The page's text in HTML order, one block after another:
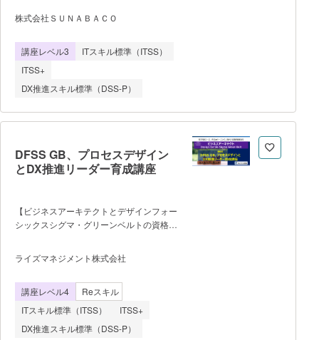
までを実践的に学び、組織のDX推進を担
う人材を育成することを目的とした実践型
ない受講者でも段階的に理解できるよう、
統計基礎、データ分析、機械学習、生成
に学習する。 講座は週3回、1回3
と演習を組み合わせた構成となっている。
理、機械学習モデル、生成AIの仕組みなど
を学び、後半ではクラウドを活用したAI開
発やデータ分析、BI構築などの実践スキル
を題材としたProject Based
Learning（PBL）を実施し、チームでAIを
に取り組む。これにより、AI技術の理解だ
開発、成果発表までの一連のプロセスを実
践的に経験する。 本講座を通じ
て、受講者はAI・デー
株式会社ＳＵＮＡＢＡＣＯ
講座レベル3
ITスキル標準（ITSS）
ITSS+
DX推進スキル標準（DSS-P）
DFSS GB、プロセスデザイン
とDX推進リーダー育成講座
【ビジネスアーキテクトとデザインフォー
シックスシグマ・グリーンベルトの資格認
情報処理推進機構が定義する「デジタルス
キル標準」に基づく認定Reスキル講座で
にDX推進リーダーとしてのスキルとノウ
ハウを学びます。 ・ビジネスアーキテ
クト（＝DX推進リーダー）とDFSS GBの
両方の資格認定を同時に取得できま
ライズマネジメント株式会社
講座レベル4
Reスキル
ITスキル標準（ITSS）
ITSS+
DX推進スキル標準（DSS-P）